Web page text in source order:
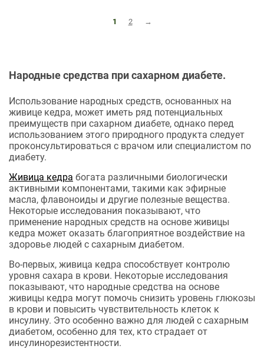
1 2 →
Народные средства при сахарном диабете.
Использование народных средств, основанных на
живице кедра, может иметь ряд потенциальных
преимуществ при сахарном диабете, однако перед
использованием этого природного продукта следует
проконсультироваться с врачом или специалистом по
диабету.
Живица кедра богата различными биологически
активными компонентами, такими как эфирные
масла, флавоноиды и другие полезные вещества.
Некоторые исследования показывают, что
применение народных средств на основе живицы
кедра может оказать благоприятное воздействие на
здоровье людей с сахарным диабетом.
Во-первых, живица кедра способствует контролю
уровня сахара в крови. Некоторые исследования
показывают, что народные средства на основе
живицы кедра могут помочь снизить уровень глюкозы
в крови и повысить чувствительность клеток к
инсулину. Это особенно важно для людей с сахарным
диабетом, особенно для тех, кто страдает от
инсулинорезистентности.